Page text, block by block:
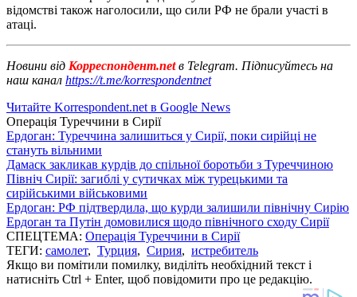
відомстві також наголосили, що сили РФ не брали участі в
атаці.
Новини від Корреспондент.netв Telegram. Підписуйтесь на
наш канал https://t.me/korrespondentnet
Читайте Korrespondent.net в Google News
Операція Туреччини в Сирії
Ердоган: Туреччина залишиться у Сирії, поки сирійці не
стануть вільними
Дамаск закликав курдів до спільної боротьби з Туреччиною
Північ Сирії: загиблі у сутичках між турецькими та
сирійськими військовими
Ердоган: РФ підтвердила, що курди залишили північну Сирію
Ердоган та Путін домовилися щодо північного сходу Сирії
СПЕЦТЕМА: Операція Туреччини в Сирії
ТЕГИ: самолет, Турция, Сирия, истребитель
Якщо ви помітили помилку, виділіть необхідний текст і
натисніть Ctrl + Enter, щоб повідомити про це редакцію.